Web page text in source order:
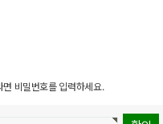
비밀번호를 입력하세요.